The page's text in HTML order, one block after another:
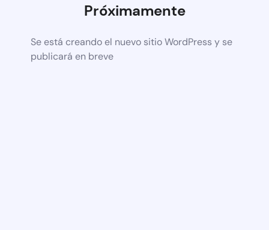
Próximamente
Se está creando el nuevo sitio WordPress y se
publicará en breve